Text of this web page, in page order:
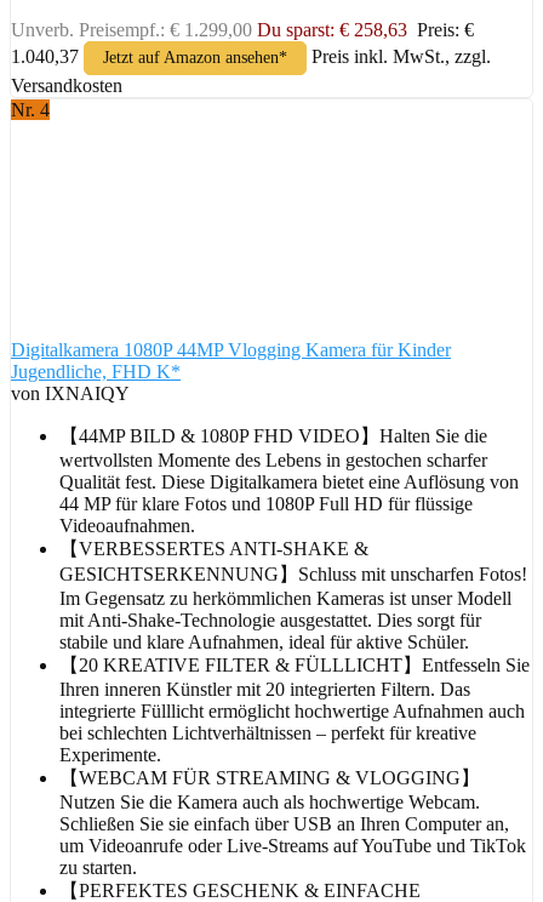
Unverb. Preisempf.: € 1.299,00 Du sparst: € 258,63 Preis: €
1.040,37
Jetzt auf Amazon ansehen*
Preis inkl. MwSt., zzgl.
Versandkosten
Nr. 4
Digitalkamera 1080P 44MP Vlogging Kamera für Kinder
Jugendliche, FHD K*
von IXNAIQY
【44MP BILD & 1080P FHD VIDEO】Halten Sie die
wertvollsten Momente des Lebens in gestochen scharfer
Qualität fest. Diese Digitalkamera bietet eine Auflösung von
44 MP für klare Fotos und 1080P Full HD für flüssige
Videoaufnahmen.
【VERBESSERTES ANTI-SHAKE &
GESICHTSERKENNUNG】Schluss mit unscharfen Fotos!
Im Gegensatz zu herkömmlichen Kameras ist unser Modell
mit Anti-Shake-Technologie ausgestattet. Dies sorgt für
stabile und klare Aufnahmen, ideal für aktive Schüler.
【20 KREATIVE FILTER & FÜLLLICHT】Entfesseln Sie
Ihren inneren Künstler mit 20 integrierten Filtern. Das
integrierte Fülllicht ermöglicht hochwertige Aufnahmen auch
bei schlechten Lichtverhältnissen – perfekt für kreative
Experimente.
【WEBCAM FÜR STREAMING & VLOGGING】
Nutzen Sie die Kamera auch als hochwertige Webcam.
Schließen Sie sie einfach über USB an Ihren Computer an,
um Videoanrufe oder Live-Streams auf YouTube und TikTok
zu starten.
【PERFEKTES GESCHENK & EINFACHE